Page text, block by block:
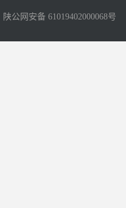
陕公网安备 61019402000068号